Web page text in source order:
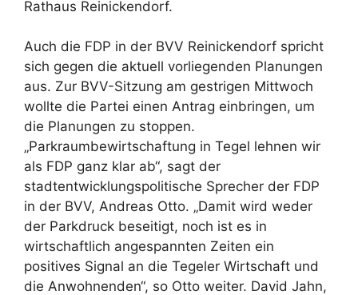
Rathaus Reinickendorf.
Auch die FDP in der BVV Reinickendorf spricht
sich gegen die aktuell vorliegenden Planungen
aus. Zur BVV-Sitzung am gestrigen Mittwoch
wollte die Partei einen Antrag einbringen, um
die Planungen zu stoppen.
„Parkraumbewirtschaftung in Tegel lehnen wir
als FDP ganz klar ab“, sagt der
stadtentwicklungspolitische Sprecher der FDP
in der BVV, Andreas Otto. „Damit wird weder
der Parkdruck beseitigt, noch ist es in
wirtschaftlich angespannten Zeiten ein
positives Signal an die Tegeler Wirtschaft und
die Anwohnenden“, so Otto weiter. David Jahn,